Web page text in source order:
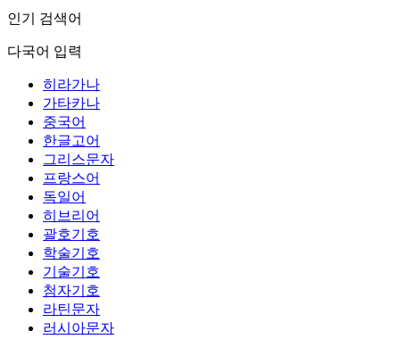
인기 검색어
다국어 입력
히라가나
가타카나
중국어
한글고어
그리스문자
프랑스어
독일어
히브리어
괄호기호
학술기호
기술기호
첨자기호
라틴문자
러시아문자